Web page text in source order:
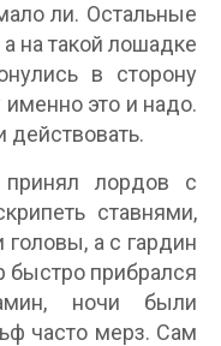
ли. Остальные
на такой лошадке
в сторону
именно это и надо.
действовать.
принял лордов с
ставнями,
головы, а с гардин
быстро прибрался
ночи были
часто мерз. Сам